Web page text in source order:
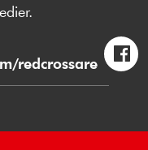
redcrossare